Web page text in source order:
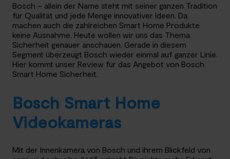
Bosch – allein der Name steht mit seiner ganzen Tradition
für Qualität und jede Menge innovativer Ideen. Da
machen auch die zahlreichen Smart Home Produkte
keine Ausnahme. Heute wollen wir uns das Thema
Sicherheit genauer anschauen. Gerade in diesem
Segment überzeugt Bosch wieder einmal auf ganzer Linie.
Hier kommt unser Review für das Angebot von Bosch
Smart Home Sicherheit.
Bosch Smart Home
Videokameras
Mit der Innenkamera von Bosch und ihrem Blickfeld von